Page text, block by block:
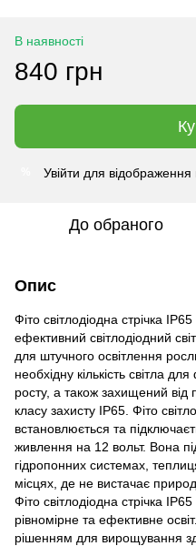
В наявності
840 грн
Увійти для відображення
До обраного
Опис
Фіто світлодіодна стрічка
ефективний світлодіодний
для штучного освітлення
необхідну кількість світла
росту, а також захищений від
класу захисту IP65. Фіто
встановлюється та
живлення на 12 вольт. Вона
гідропонних системах,
місцях, де не вистачає
Фіто світлодіодна стрічка
рівномірне та ефективне
рішенням для вирощування